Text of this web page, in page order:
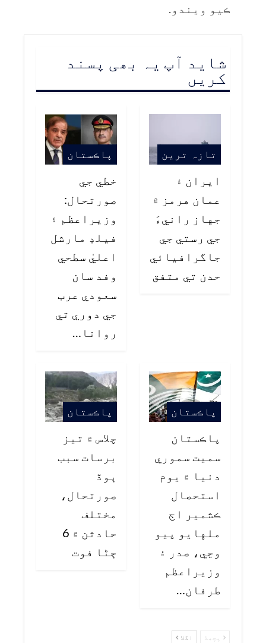
ڪيو ويندو.
شاید آپ یہ بھی پسند
کریں
تازہ ترین
ايران ۽
عمان هرمز ۾
جهاز رانيءَ
جي رستي جي
جاگرافيائي
حدن تي متفق
پاڪستان
خطي جي
صورتحال:
وزيراعظم ۽
فيلڊ مارشل
اعليٰ سطحي
وفد سان
سعودي عرب
جي دوري تي
روانا…
پاڪستان
پاڪستان
سميت سموري
دنيا ۾ يوم
استحصال
ڪشمير اڄ
ملهايو پيو
وڃي، صدر ۽
وزيراعظم
طرفان…
پاڪستان
چلاس ۾ تيز
برسات سبب
ٻوڏ
صورتحال،
مختلف
حادثن ۾ 6
ڄڻا فوت
پچھلا اگلا